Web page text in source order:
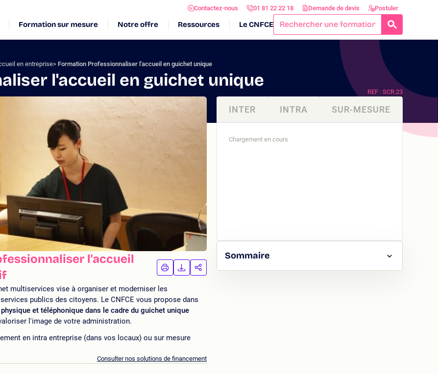
Contactez-nous 01 81 22 22 18 Demande de devis Postuler
Formation sur mesure Notre offre Ressources Le CNFCE
en entreprise Formation Professionnaliser l'accueil en guichet unique
l'accueil en guichet unique
l'accueil
IMPRIMER
LA
FORMATION
TÉLÉCHARGER
LA
PARTAGER
multiservices vise à organiser et moderniser les
publics des citoyens. Le CNFCE vous propose dans
et téléphonique dans le cadre du guichet unique
l'image de votre administration.
en intra entreprise (dans vos locaux) ou sur mesure
Consulter nos solutions de financement
REF : SCR.23
INTER INTRA SUR-MESURE
Sommaire